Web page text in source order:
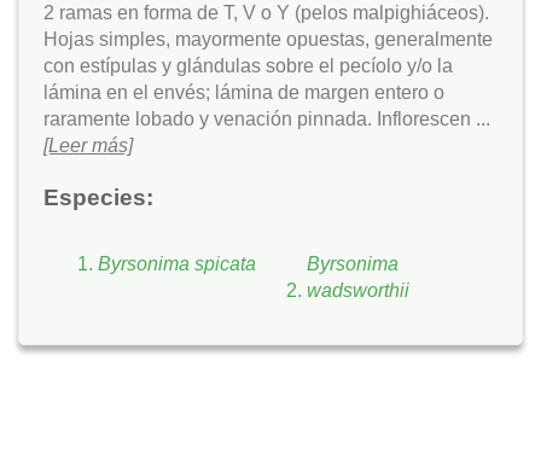
2 ramas en forma de T, V o Y (pelos malpighiáceos).
Hojas simples, mayormente opuestas, generalmente
con estípulas y glándulas sobre el pecíolo y/o la
lámina en el envés; lámina de margen entero o
raramente lobado y venación pinnada. Inflorescen ...
[Leer más]
Especies:
Byrsonima spicata
Byrsonima
wadsworthii